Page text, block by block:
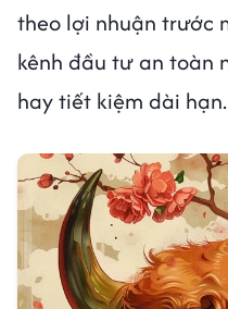
theo lợi nhuận trước
kênh đầu tư an toàn
hay tiết kiệm dài hạn.